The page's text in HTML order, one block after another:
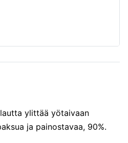
ylittää yötaivaan
ja painostavaa, 90%.